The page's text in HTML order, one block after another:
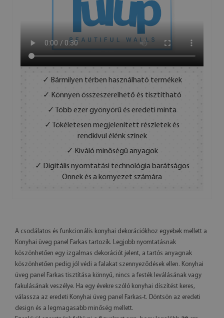
✓ Bármilyen térben használható termékek
✓ Könnyen összeszerelhető és tisztítható
✓ Több ezer gyönyörű és eredeti minta
✓ Tökéletesen megjelenített részletek és
rendkívül élénk színek
✓ Kiváló minőségű anyagok
✓ Digitális nyomtatási technológia barátságos
Önnek és a környezet számára
A csodálatos és funkcionális konyhai dekorációkhoz egyebek mellett a
Konyhai üveg panel Farkas tartozik. Legjobb nyomtatásnak
köszönhetően egy izgalmas dekorációt jelent, a tartós anyagnak
köszönhetően pedig jól védi a falakat szennyeződések ellen. Konyhai
üveg panel Farkas tisztítása könnyű, nincs a festék leválásának vagy
fakulásának veszélye. Ha egy évekre szóló konyhai díszítést keres,
válassza az eredeti Konyhai üveg panel Farkas-t. Döntsön az eredeti
design és a legmagasabb minőség mellett.